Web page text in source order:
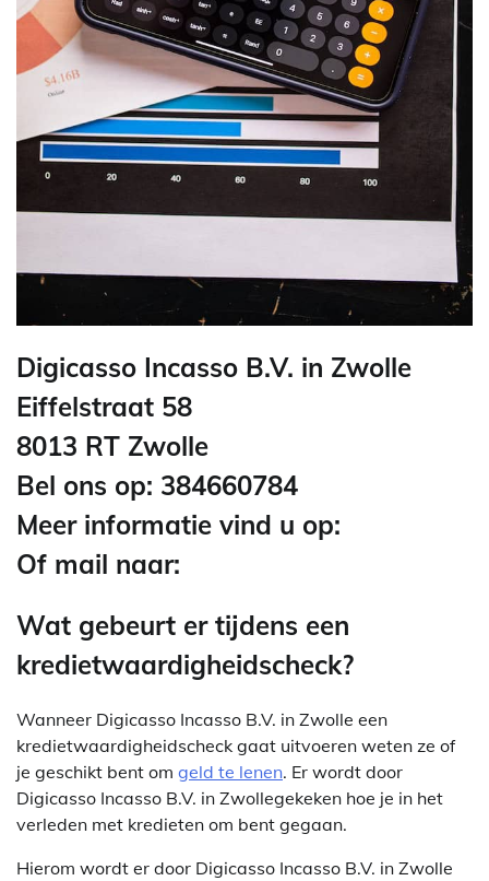
Digicasso Incasso B.V. in Zwolle
Eiffelstraat 58
8013 RT Zwolle
Bel ons op: 384660784
Meer informatie vind u op:
Of mail naar:
Wat gebeurt er tijdens een
kredietwaardigheidscheck?
Wanneer Digicasso Incasso B.V. in Zwolle een
kredietwaardigheidscheck gaat uitvoeren weten ze of
je geschikt bent om geld te lenen. Er wordt door
Digicasso Incasso B.V. in Zwollegekeken hoe je in het
verleden met kredieten om bent gegaan.
Hierom wordt er door Digicasso Incasso B.V. in Zwolle